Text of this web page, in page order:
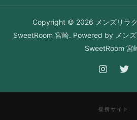
Copyright © 2026 メンズリラ
SweetRoom 宮崎. Powered by メン
SweetRoom 宮
提携サイト